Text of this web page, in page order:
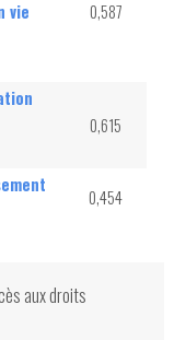
vie
0,587
0,615
0,454
aux droits